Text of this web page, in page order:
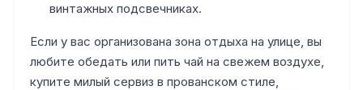
винтажных подсвечниках.
Если у вас организована зона отдыха на улице, вы
любите обедать или пить чай на свежем воздухе,
купите милый сервиз в прованском стиле,